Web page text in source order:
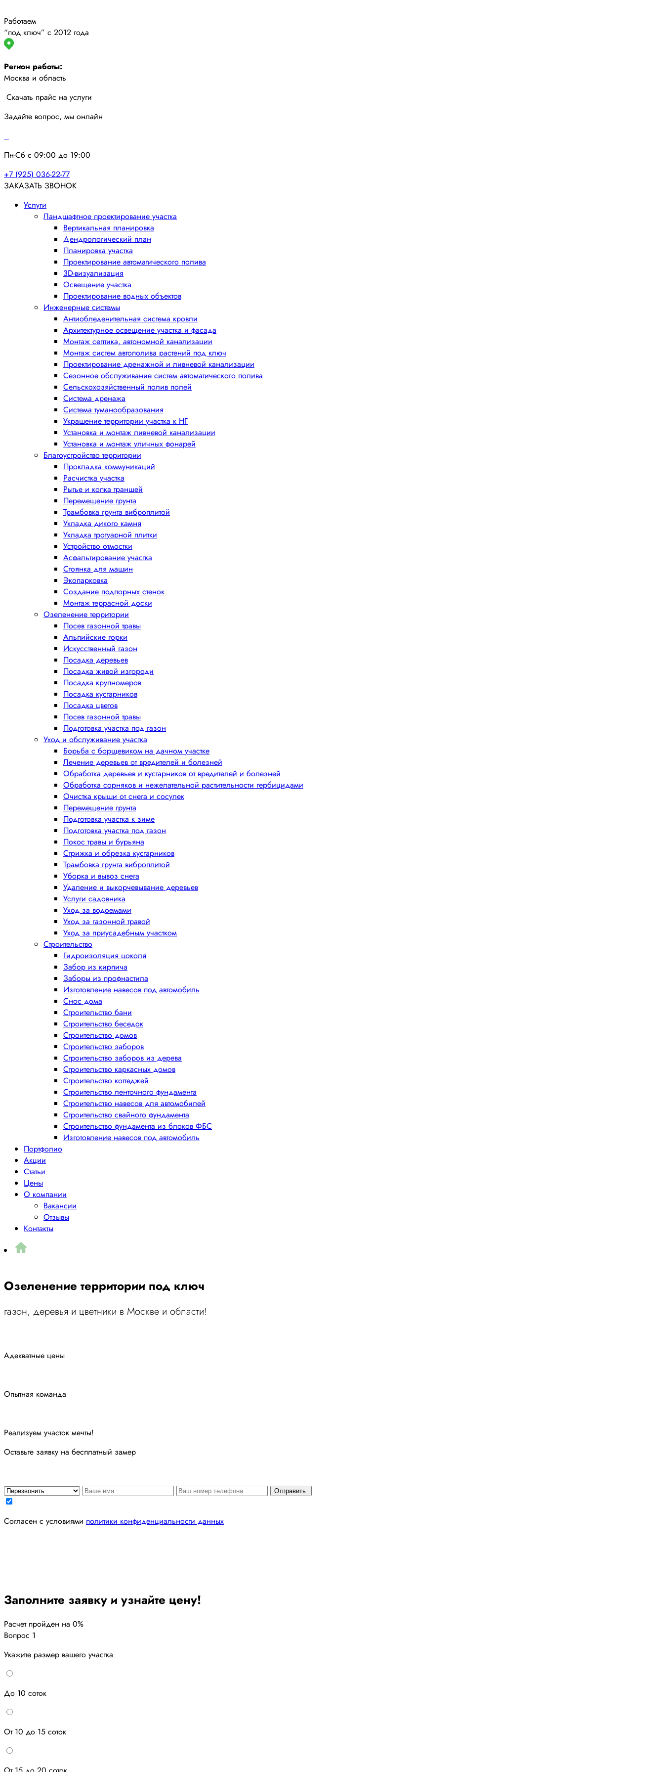
Работаем
“под ключ” с 2012 года
Регион работы:
Москва и область
Скачать прайс на услуги
Задайте вопрос, мы онлайн
Пн-Сб с 09:00 до 19:00
+7 (925) 036-22-77
ЗАКАЗАТЬ ЗВОНОК
Услуги
Ландшафтное проектирование участка
Вертикальная планировка
Дендрологический план
Планировка участка
Проектирование автоматического полива
3D-визуализация
Освещение участка
Проектирование водных объектов
Инженерные системы
Антиобледенительная система кровли
Архитектурное освещение участка и фасада
Монтаж септика, автономной канализации
Монтаж систем автополива растений под ключ
Проектирование дренажной и ливневой канализации
Сезонное обслуживание систем автоматического полива
Сельскохозяйственный полив полей
Система дренажа
Система туманообразования
Украшение территории участка к НГ
Установка и монтаж ливневой канализации
Установка и монтаж уличных фонарей
Благоустройство территории
Прокладка коммуникаций
Расчистка участка
Рытье и копка траншей
Перемещение грунта
Трамбовка грунта виброплитой
Укладка дикого камня
Укладка тротуарной плитки
Устройство отмостки
Асфальтирование участка
Стоянка для машин
Экопарковка
Создание подпорных стенок
Монтаж террасной доски
Озеленение территории
Посев газонной травы
Альпийские горки
Искусственный газон
Посадка деревьев
Посадка живой изгороди
Посадка крупномеров
Посадка кустарников
Посадка цветов
Посев газонной травы
Подготовка участка под газон
Уход и обслуживание участка
Борьба с борщевиком на дачном участке
Лечение деревьев от вредителей и болезней
Обработка деревьев и кустарников от вредителей и болезней
Обработка сорняков и нежелательной растительности гербицидами
Очистка крыши от снега и сосулек
Перемещение грунта
Подготовка участка к зиме
Подготовка участка под газон
Покос травы и бурьяна
Стрижка и обрезка кустарников
Трамбовка грунта виброплитой
Уборка и вывоз снега
Удаление и выкорчевывание деревьев
Услуги садовника
Уход за водоемами
Уход за газонной травой
Уход за приусадебным участком
Строительство
Гидроизоляция цоколя
Забор из кирпича
Заборы из профнастила
Изготовление навесов под автомобиль
Снос дома
Строительство бани
Строительство беседок
Строительство домов
Строительство заборов
Строительство заборов из дерева
Строительство каркасных домов
Строительство коттеджей
Строительство ленточного фундамента
Строительство навесов для автомобилей
Строительство свайного фундамента
Строительство фундамента из блоков ФБС
Изготовление навесов под автомобиль
Портфолио
Акции
Статьи
Цены
О компании
Вакансии
Отзывы
Контакты
Озеленение территории под ключ
газон, деревья и цветники в Москве и области!
Адекватные цены
Опытная команда
Реализуем участок мечты!
Оставьте заявку на бесплатный замер
Отправить
Согласен с условиями политики конфиденциальности данных
Заполните заявку и узнайте цену!
Расчет пройден на 0%
Вопрос 1
Укажите размер вашего участка
До 10 соток
От 10 до 15 соток